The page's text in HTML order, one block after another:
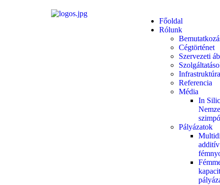
Főoldal
Rólunk
Cégtörténet
Szervezeti
Infrastruktúra
Referencia
Média
In
Pályázatok
additív